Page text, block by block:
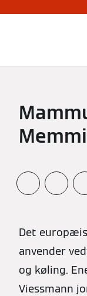
Det
anvender
og køling.
Viessmann